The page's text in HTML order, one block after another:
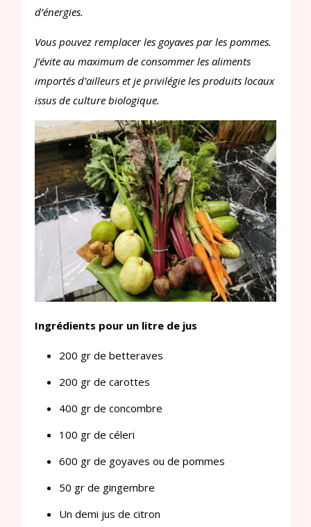
d’énergies.
Vous pouvez remplacer les goyaves par les pommes.
J’évite au maximum de consommer les aliments
importés d’ailleurs et je privilégie les produits locaux
issus de culture biologique.
Ingrédients pour un litre de jus
200 gr de betteraves
200 gr de carottes
400 gr de concombre
100 gr de céleri
600 gr de goyaves ou de pommes
50 gr de gingembre
Un demi jus de citron